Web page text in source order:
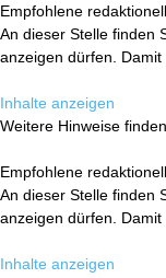
Empfohlene
An dieser Stelle finden
anzeigen dürfen.
Inhalte anzeigen
Weitere Hinweise
Empfohlene
An dieser Stelle finden
anzeigen dürfen.
Inhalte anzeigen